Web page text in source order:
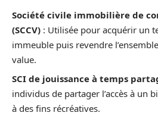
Société civile immobilière de
(SCCV) : Utilisée pour acquérir un
immeuble puis revendre
value.
SCI de jouissance à temps
individus de partager l’accès à un
à des fins récréatives.